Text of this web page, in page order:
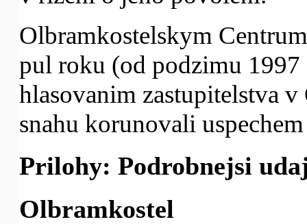
Olbramkostelskym
pul roku (od podzimu
hlasovanim zastupitelstva
snahu korunovali
Prilohy: Podrobnejsi
Olbramkostel